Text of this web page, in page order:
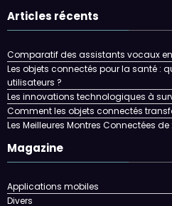
Les objets connectés pour la santé :
utilisateurs ?
Les innovations technologiques à
Comment les objets connectés
Les Meilleures Montres Connectées de
Magazine
Divers
Domotique